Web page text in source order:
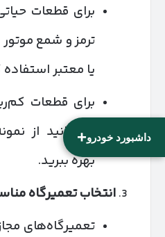
برای قطعات
یا معتبر
برای قطعات
می‌توانید از
بهره ببرید.
انتخاب تعمیرگاه
تعمیرگاه‌های
+داشبورد خودرو